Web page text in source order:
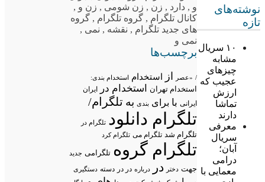
نوشته‌های
تازه
۱۰ سریال
مشابه
چیزهای
عجیب که
ارزش
تماشا
دارند
معرفی
سریال
آبان؛
درامی
معمایی با
و , دارد , زن , زن شومی , زن و ,
کانال تلگرام , گروه تلگرام , گروه
های جدید تلگرام , نقشه , نمی ,
نمی و
برچسب‌ها
/ «عصر از استخدام استخدام بندی:
استخدام تهران استخدام در ایران
ایرانی با برای بندی به تلگرام/
تلگرام دانلود تلگرام در
تلگرام شد تلگرام می تلگرام کرد
تلگرام گروه تلگرامی جدید
جهت دختر در درباره در در دسته دستگیری